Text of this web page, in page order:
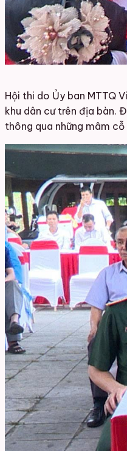
Hội thi do Ủy ban MTTQ
khu dân cư trên địa bàn.
thông qua những mâm